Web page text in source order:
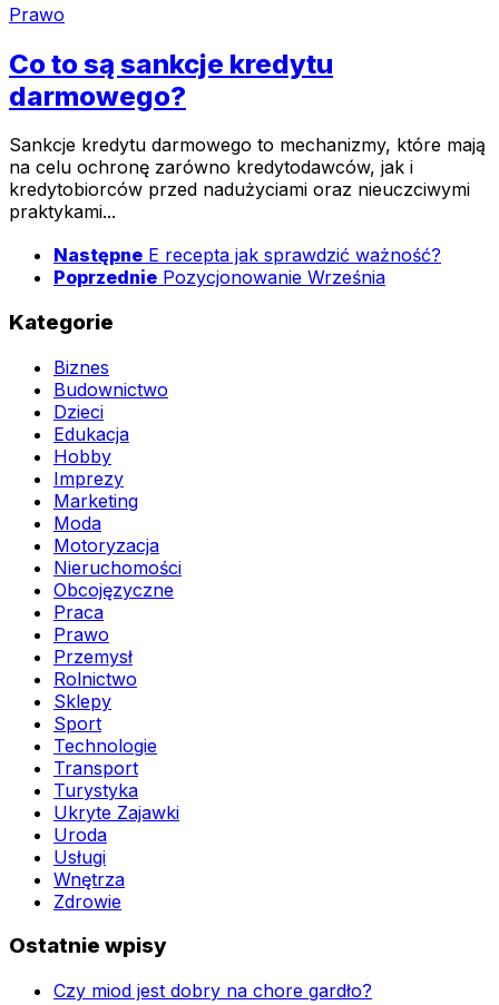
Prawo
Co to są sankcje kredytu
darmowego?
Sankcje kredytu darmowego to mechanizmy, które mają
na celu ochronę zarówno kredytodawców, jak i
kredytobiorców przed nadużyciami oraz nieuczciwymi
praktykami...
Następne E recepta jak sprawdzić ważność?
Poprzednie Pozycjonowanie Września
Kategorie
Biznes
Budownictwo
Dzieci
Edukacja
Hobby
Imprezy
Marketing
Moda
Motoryzacja
Nieruchomości
Obcojęzyczne
Praca
Prawo
Przemysł
Rolnictwo
Sklepy
Sport
Technologie
Transport
Turystyka
Ukryte Zajawki
Uroda
Usługi
Wnętrza
Zdrowie
Ostatnie wpisy
Czy miod jest dobry na chore gardło?